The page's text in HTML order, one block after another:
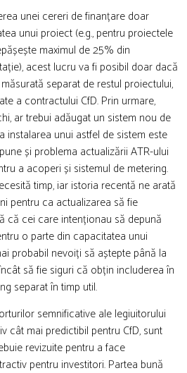
unei cereri de finanțare doar
unui proiect (e.g., pentru proiectele
maximul de 25% din
acest lucru va fi posibil doar dacă
separat de restul proiectului,
a contractului CfD. Prin urmare,
ar trebui adăugat un sistem nou de
instalarea unui astfel de sistem este
și problema actualizării ATR-ului
a acoperi și sistemul de metering.
timp, iar istoria recentă ne arată
pentru ca actualizarea să fie
că cei care intenționau să depună
o parte din capacitatea unui
probabil nevoiți să aștepte până la
să fie siguri că obțin includerea în
separat în timp util.
semnificative ale legiuitorului
cât mai predictibil pentru CfD, sunt
revizuite pentru a face
pentru investitori. Partea bună